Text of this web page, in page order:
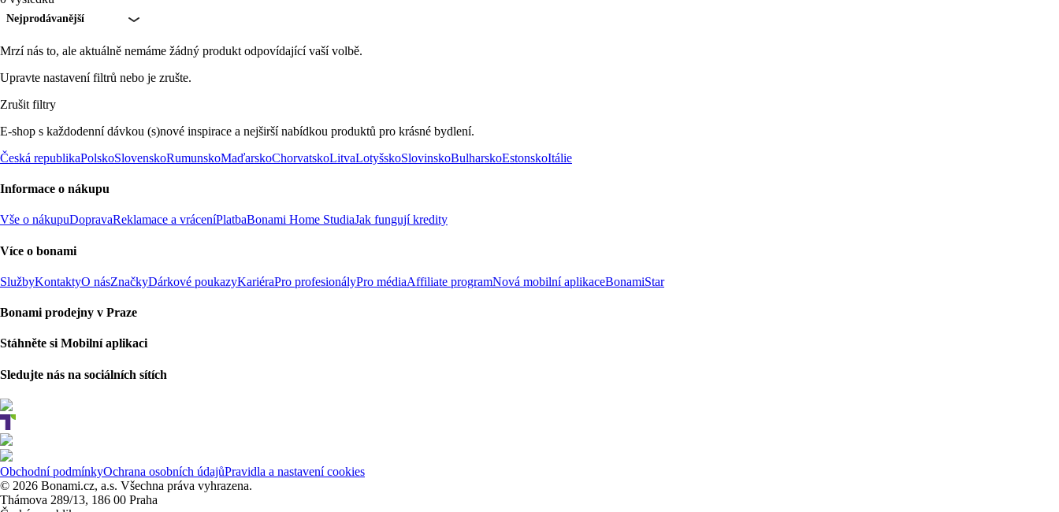
Nejprodávanější
Mrzí nás to, ale aktuálně nemáme žádný produkt odpovídající vaší volbě.
Upravte nastavení filtrů nebo je zrušte.
Zrušit filtry
E-shop s každodenní dávkou (s)nové inspirace a nejširší nabídkou produktů pro krásné bydlení.
Česká republikaPolskoSlovenskoRumunskoMaďarskoChorvatskoLitvaLotyšskoSlovinskoBulharskoEstonskoItálie
Informace o nákupu
Vše o nákupuDopravaReklamace a vráceníPlatbaBonami Home StudiaJak fungují kredity
Více o bonami
SlužbyKontaktyO násZnačkyDárkové poukazyKariéraPro profesionályPro médiaAffiliate programNová mobilní aplikaceBonamiStar
Bonami prodejny v Praze
Stáhněte si Mobilní aplikaci
Sledujte nás na sociálních sítích
Obchodní podmínkyOchrana osobních údajůPravidla a nastavení cookies
© 2026 Bonami.cz, a.s. Všechna práva vyhrazena.
Thámova 289/13, 186 00 Praha